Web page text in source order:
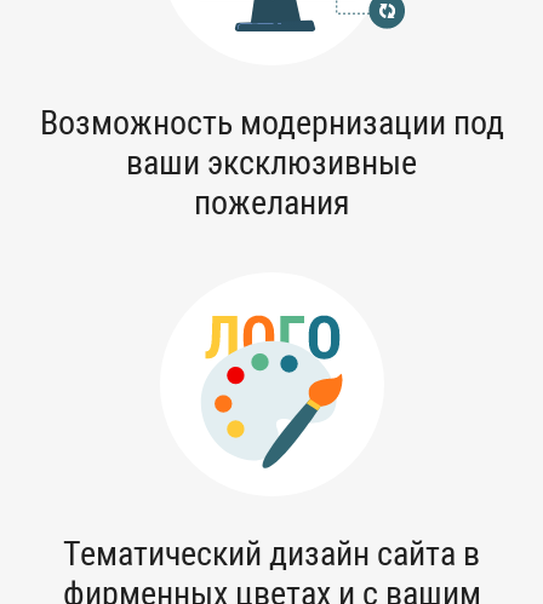
Возможность модернизации под
ваши эксклюзивные
пожелания
Тематический дизайн сайта в
фирменных цветах и с вашим